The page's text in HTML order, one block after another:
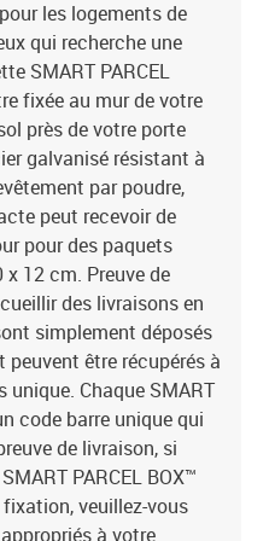
les logements de
qui recherche une
SMART PARCEL
fixée au mur de votre
près de votre porte
galvanisé résistant à
par poudre,
peut recevoir de
pour des paquets
12 cm. Preuve de
des livraisons en
simplement déposés
être récupérés à
unique. Chaque SMART
code barre unique qui
de livraison, si
PARCEL BOX™
veuillez-vous
à votre